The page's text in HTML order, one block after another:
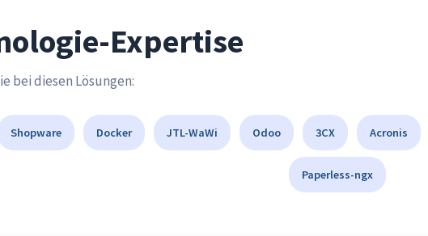
Expertise
bei diesen Lösungen:
Shopware Docker JTL-WaWi Odoo 3CX Acronis
Paperless-ngx